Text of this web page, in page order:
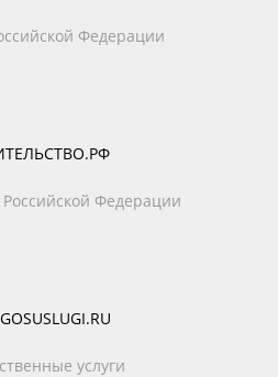
Федерации
Федерации
услуги